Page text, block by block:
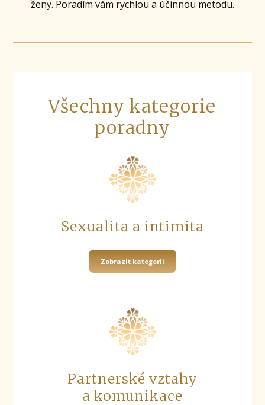
ženy. Poradím vám rychlou a účinnou metodu.
Všechny kategorie
poradny
Sexualita a intimita
Zobrazit kategorii
Partnerské vztahy
a komunikace